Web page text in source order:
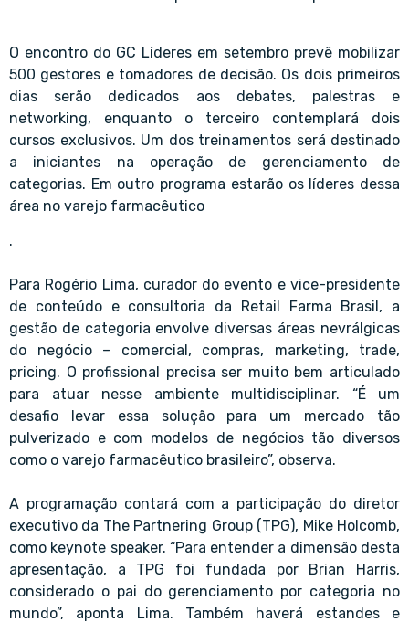
O encontro do GC Líderes em setembro prevê mobilizar
500 gestores e tomadores de decisão. Os dois primeiros
dias serão dedicados aos debates, palestras e
networking, enquanto o terceiro contemplará dois
cursos exclusivos. Um dos treinamentos será destinado
a iniciantes na operação de gerenciamento de
categorias. Em outro programa estarão os líderes dessa
área no varejo farmacêutico
.
Para Rogério Lima, curador do evento e vice-presidente
de conteúdo e consultoria da Retail Farma Brasil, a
gestão de categoria envolve diversas áreas nevrálgicas
do negócio – comercial, compras, marketing, trade,
pricing. O profissional precisa ser muito bem articulado
para atuar nesse ambiente multidisciplinar. “É um
desafio levar essa solução para um mercado tão
pulverizado e com modelos de negócios tão diversos
como o varejo farmacêutico brasileiro”, observa.
A programação contará com a participação do diretor
executivo da The Partnering Group (TPG), Mike Holcomb,
como keynote speaker. “Para entender a dimensão desta
apresentação, a TPG foi fundada por Brian Harris,
considerado o pai do gerenciamento por categoria no
mundo”, aponta Lima. Também haverá estandes e